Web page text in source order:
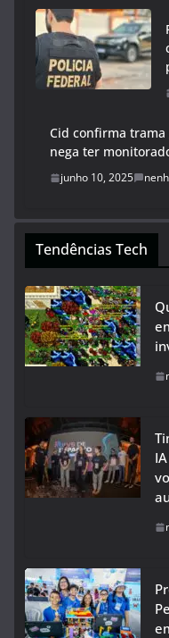
Cid confirma trama
nega ter
junho 10, 2025
Tendências Tech